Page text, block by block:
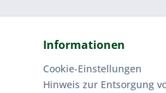
Informationen
Cookie-Einstellungen
Hinweis zur Entsorgung